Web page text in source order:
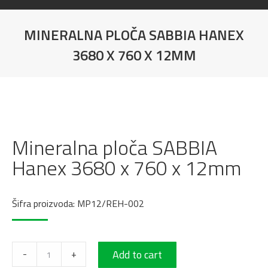
MINERALNA PLOČA SABBIA HANEX
3680 X 760 X 12MM
Mineralna ploča SABBIA
Hanex 3680 x 760 x 12mm
Šifra proizvoda: MP12/REH-002
Mineralna
- + Add to cart